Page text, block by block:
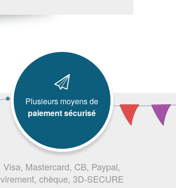
Plusieurs moyens de
paiement sécurisé
Visa, Mastercard, CB, Paypal,
virement, chèque, 3D-SECURE